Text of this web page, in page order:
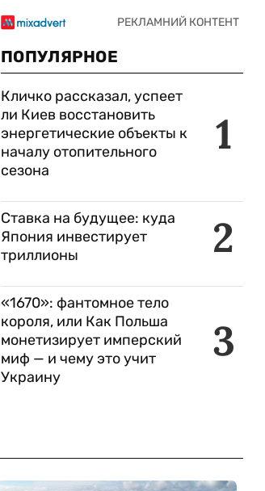
ПОПУЛЯРНОЕ
1
Кличко рассказал, успеет
ли Киев восстановить
энергетические объекты к
началу отопительного
сезона
2
Ставка на будущее: куда
Япония инвестирует
триллионы
3
«1670»: фантомное тело
короля, или Как Польша
монетизирует имперский
миф — и чему это учит
Украину